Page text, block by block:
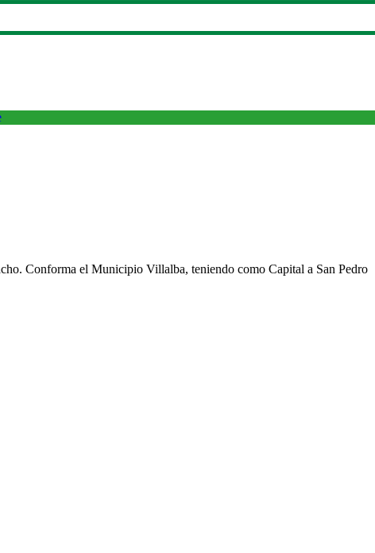
Conforma el Municipio Villalba, teniendo como Capital a San Pedro